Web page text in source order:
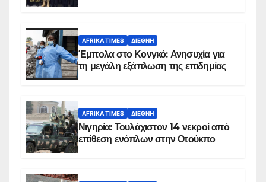
AFRIKA TIMES ΔΙΕΘΝΉ
Έμπολα στο Κονγκό: Ανησυχία για
τη μεγάλη εξάπλωση της επιδημίας
AFRIKA TIMES ΔΙΕΘΝΉ
Νιγηρία: Τουλάχιστον 14 νεκροί από
επίθεση ενόπλων στην Οτούκπο